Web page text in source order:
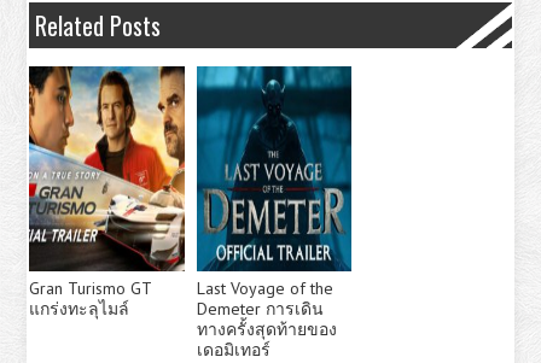
Related Posts
Gran Turismo GT
แกร่งทะลุไมล์
Last Voyage of the
Demeter การเดิน
ทางครั้งสุดท้ายของ
เดอมิเทอร์